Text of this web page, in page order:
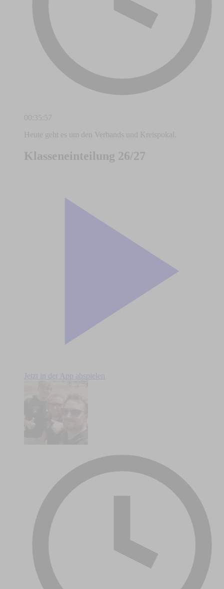
00:35:57
Heute geht es um den Verbands und Kreispokal.
Klasseneinteilung 26/27
Jetzt in der App abspielen